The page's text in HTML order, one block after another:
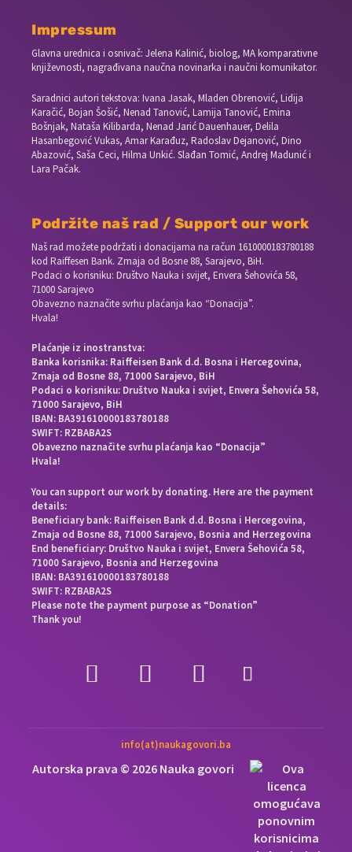
Impressum
Glavna urednica i osnivač: Jelena Kalinić, biolog, MA komparativne
književnosti, nagrađivana naučna novinarka i naučni komunikator.
Saradnici autori tekstova: Ivana Jasak, Mladen Obrenović, Lidija
Karačić, Bojan Šošić, Nenad Tanović, Lamija Tanović, Emina
Bošnjak, Nataša Kilibarda, Nenad Jarić Dauenhauer, Delila
Hasanbegović Vukas, Amar Karađuz, Radoslav Dejanović, Dino
Abazović, Saša Ceci, Hilma Unkić. Slađan Tomić, Andrej Madunić i
Lara Pačak.
Podržite naš rad / Support our work
Naš rad možete podržati i donacijama na račun 1610000183780188
kod Raiffesen Bank. Zmaja od Bosne 88, Sarajevo, BiH.
Podaci o korisniku: Društvo Nauka i svijet, Envera Šehovića 58,
71000 Sarajevo
Obavezno naznačite svrhu plaćanja kao “Donacija”.
Hvala!
Plaćanje iz inostranstva:
Banka korisnika: Raiffeisen Bank d.d. Bosna i Hercegovina,
Zmaja od Bosne 88, 71000 Sarajevo, BiH
Podaci o korisniku: Društvo Nauka i svijet, Envera Šehovića 58,
71000 Sarajevo, BiH
IBAN: BA391610000183780188
SWIFT: RZBABA2S
Obavezno naznačite svrhu plaćanja kao “Donacija”
Hvala!
You can support our work by donating. Here are the payment
details:
Beneficiary bank: Raiffeisen Bank d.d. Bosna i Hercegovina,
Zmaja od Bosne 88, 71000 Sarajevo, Bosnia and Herzegovina
End beneficiary: Društvo Nauka i svijet, Envera Šehovića 58,
71000 Sarajevo, Bosnia and Herzegovina
IBAN: BA391610000183780188
SWIFT: RZBABA2S
Please note the payment purpose as “Donation”
Thank you!
info(at)naukagovori.ba
Autorska prava © 2026 Nauka govori